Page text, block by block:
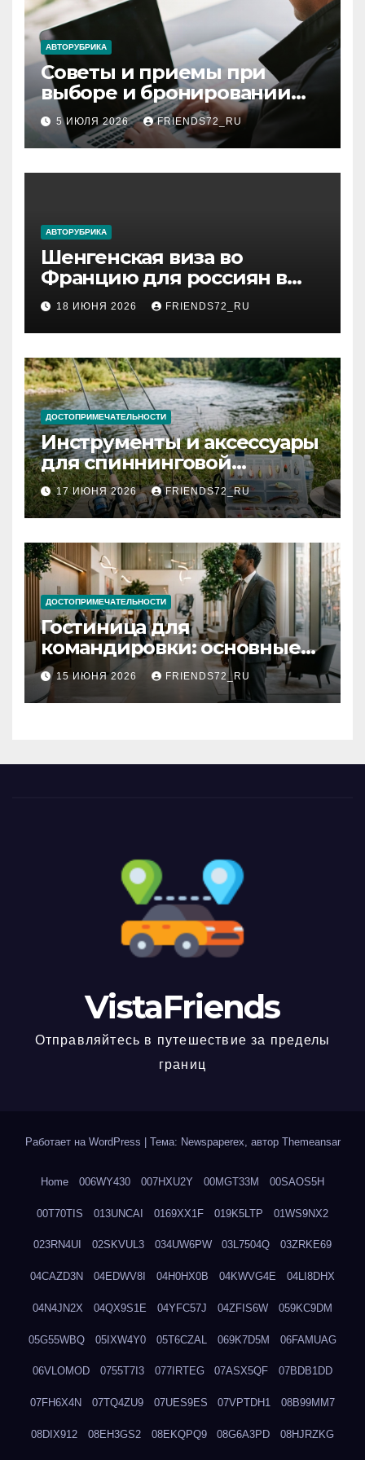
АВТОРУБРИКА
Советы и приемы при
выборе и бронировании
авиабилетов
5 ИЮЛЯ 2026 FRIENDS72_RU
АВТОРУБРИКА
Шенгенская виза во
Францию для россиян в
2026 году: сроки от 3 дней
и список необходимых
документов
18 ИЮНЯ 2026 FRIENDS72_RU
ДОСТОПРИМЕЧАТЕЛЬНОСТИ
Инструменты и аксессуары
для спиннинговой
рыбалки: назначение и
типы
17 ИЮНЯ 2026 FRIENDS72_RU
ДОСТОПРИМЕЧАТЕЛЬНОСТИ
Гостиница для
командировки: основные
критерии выбора
15 ИЮНЯ 2026 FRIENDS72_RU
VistaFriends
Отправляйтесь в путешествие за пределы
границ
Работает на WordPress Тема: Newspaperex, автор Themeansar
Home 006WY430 007HXU2Y 00MGT33M 00SAOS5H
00T70TIS 013UNCAI 0169XX1F 019K5LTP 01WS9NX2
023RN4UI 02SKVUL3 034UW6PW 03L7504Q 03ZRKE69
04CAZD3N 04EDWV8I 04H0HX0B 04KWVG4E 04LI8DHX
04N4JN2X 04QX9S1E 04YFC57J 04ZFIS6W 059KC9DM
05G55WBQ 05IXW4Y0 05T6CZAL 069K7D5M 06FAMUAG
06VLOMOD 0755T7I3 077IRTEG 07ASX5QF 07BDB1DD
07FH6X4N 07TQ4ZU9 07UES9ES 07VPTDH1 08B99MM7
08DIX912 08EH3GS2 08EKQPQ9 08G6A3PD 08HJRZKG